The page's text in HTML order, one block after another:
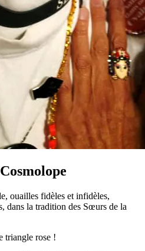
ouailles fidèles et infidèles,
dans la tradition des Sœurs de la
triangle rose !